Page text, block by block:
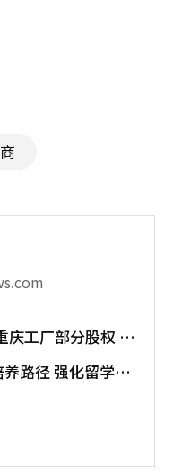
庆工厂部分股权 估
路径 强化留学就